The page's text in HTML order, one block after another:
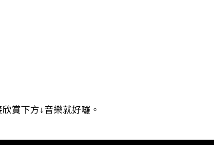
賞下方↓音樂就好囉。